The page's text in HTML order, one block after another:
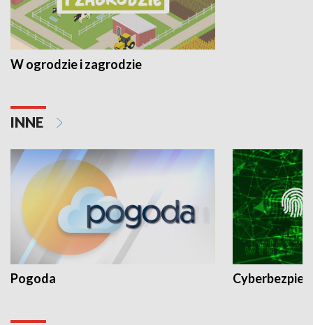
W ogrodzie i zagrodzie
INNE
Pogoda